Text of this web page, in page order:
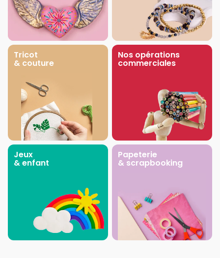
Tricot
& couture
Nos opérations
commerciales
Jeux
& enfant
Papeterie
& scrapbooking